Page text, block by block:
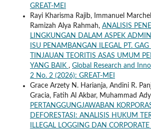
GREAT-MEI
Rayi Kharisma Rajib, Immanuel
Ramizah Alya Rahmah, ANALISIS
LINGKUNGAN DALAM ASPEK
ISU PENAMBANGAN ILEGAL PT.
TINJAUAN TEORITIS ASAS UMUM
YANG BAIK , Global Research and
2 No. 2 (2026): GREAT-MEI
Grace Arzety N. Harianja, Andini R.
Gracia, Fatih Al Akbar, Muhammad
PERTANGGUNGJAWABAN
DEFORESTASI: ANALISIS HUKUM
ILLEGAL LOGGING DAN